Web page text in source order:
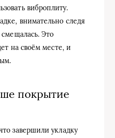
виброплиту.
внимательно следя
Это
на своём месте, и
покрытие
завершили укладку